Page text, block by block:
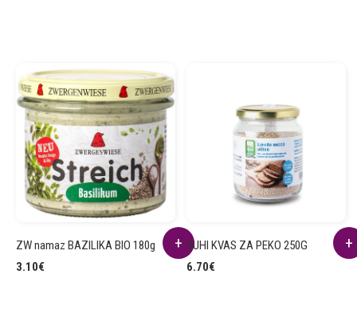
ZW namaz BAZILIKA BIO 180g
3.10€
SUHI KVAS ZA PEKO 250G
6.70€